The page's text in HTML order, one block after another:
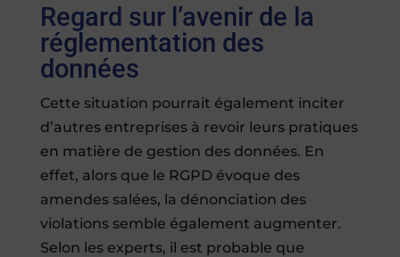
Regard sur l’avenir de la
réglementation des
données
Cette situation pourrait également inciter
d’autres entreprises à revoir leurs pratiques
en matière de gestion des données. En
effet, alors que le RGPD évoque des
amendes salées, la dénonciation des
violations semble également augmenter.
Selon les experts, il est probable que